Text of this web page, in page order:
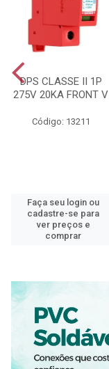
DPS CLASSE II 1P
275V 20KA FRONT V
Código: 13211
Faça seu login ou
cadastre-se para
ver preços e
comprar